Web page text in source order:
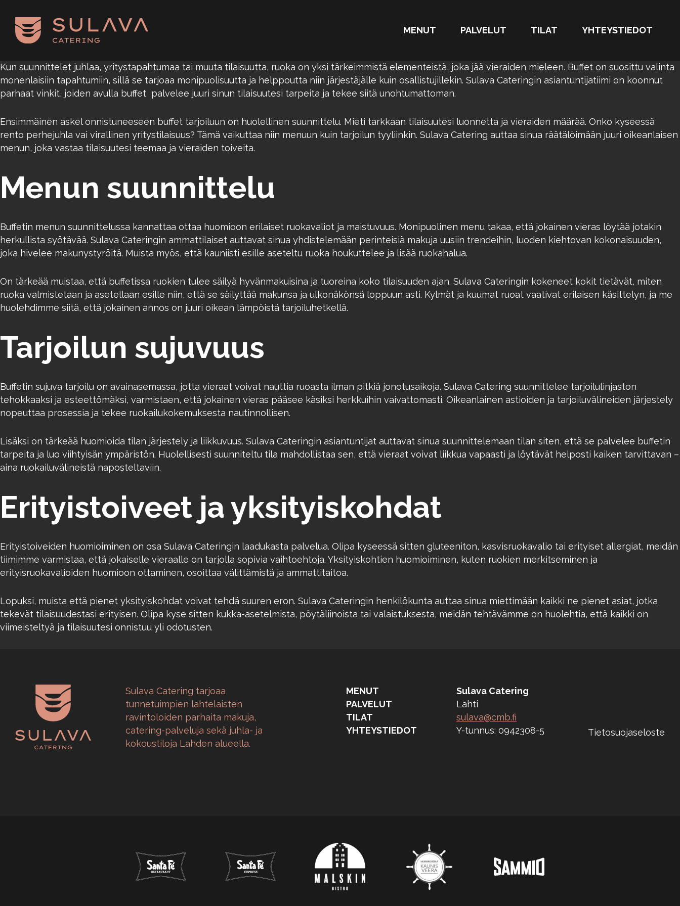
MENUT PALVELUT TILAT YHTEYSTIEDOT
Kun suunnittelet juhlaa, yritystapahtumaa tai muuta tilaisuutta, ruoka on yksi tärkeimmistä elementeistä, joka jää vieraiden mieleen. Buffet on suosittu valinta
monenlaisiin tapahtumiin, sillä se tarjoaa monipuolisuutta ja helppoutta niin järjestäjälle kuin osallistujillekin. Sulava Cateringin asiantuntijatiimi on koonnut
parhaat vinkit, joiden avulla buffet palvelee juuri sinun tilaisuutesi tarpeita ja tekee siitä unohtumattoman.
Ensimmäinen askel onnistuneeseen buffet tarjoiluun on huolellinen suunnittelu. Mieti tarkkaan tilaisuutesi luonnetta ja vieraiden määrää. Onko kyseessä
rento perhejuhla vai virallinen yritystilaisuus? Tämä vaikuttaa niin menuun kuin tarjoilun tyyliinkin. Sulava Catering auttaa sinua räätälöimään juuri oikeanlaisen
menun, joka vastaa tilaisuutesi teemaa ja vieraiden toiveita.
Menun suunnittelu
Buffetin menun suunnittelussa kannattaa ottaa huomioon erilaiset ruokavaliot ja maistuvuus. Monipuolinen menu takaa, että jokainen vieras löytää jotakin
herkullista syötävää. Sulava Cateringin ammattilaiset auttavat sinua yhdistelemään perinteisiä makuja uusiin trendeihin, luoden kiehtovan kokonaisuuden,
joka hivelee makunystyröitä. Muista myös, että kauniisti esille aseteltu ruoka houkuttelee ja lisää ruokahalua.
On tärkeää muistaa, että buffetissa ruokien tulee säilyä hyvänmakuisina ja tuoreina koko tilaisuuden ajan. Sulava Cateringin kokeneet kokit tietävät, miten
ruoka valmistetaan ja asetellaan esille niin, että se säilyttää makunsa ja ulkonäkönsä loppuun asti. Kylmät ja kuumat ruoat vaativat erilaisen käsittelyn, ja me
huolehdimme siitä, että jokainen annos on juuri oikean lämpöistä tarjoiluhetkellä.
Tarjoilun sujuvuus
Buffetin sujuva tarjoilu on avainasemassa, jotta vieraat voivat nauttia ruoasta ilman pitkiä jonotusaikoja. Sulava Catering suunnittelee tarjoilulinjaston
tehokkaaksi ja esteettömäksi, varmistaen, että jokainen vieras pääsee käsiksi herkkuihin vaivattomasti. Oikeanlainen astioiden ja tarjoiluvälineiden järjestely
nopeuttaa prosessia ja tekee ruokailukokemuksesta nautinnollisen.
Lisäksi on tärkeää huomioida tilan järjestely ja liikkuvuus. Sulava Cateringin asiantuntijat auttavat sinua suunnittelemaan tilan siten, että se palvelee buffetin
tarpeita ja luo viihtyisän ympäristön. Huolellisesti suunniteltu tila mahdollistaa sen, että vieraat voivat liikkua vapaasti ja löytävät helposti kaiken tarvittavan –
aina ruokailuvälineistä naposteltaviin.
Erityistoiveet ja yksityiskohdat
Erityistoiveiden huomioiminen on osa Sulava Cateringin laadukasta palvelua. Olipa kyseessä sitten gluteeniton, kasvisruokavalio tai erityiset allergiat, meidän
tiimimme varmistaa, että jokaiselle vieraalle on tarjolla sopivia vaihtoehtoja. Yksityiskohtien huomioiminen, kuten ruokien merkitseminen ja
erityisruokavalioiden huomioon ottaminen, osoittaa välittämistä ja ammattitaitoa.
Lopuksi, muista että pienet yksityiskohdat voivat tehdä suuren eron. Sulava Cateringin henkilökunta auttaa sinua miettimään kaikki ne pienet asiat, jotka
tekevät tilaisuudestasi erityisen. Olipa kyse sitten kukka-asetelmista, pöytäliinoista tai valaistuksesta, meidän tehtävämme on huolehtia, että kaikki on
viimeisteltyä ja tilaisuutesi onnistuu yli odotusten.
Sulava Catering tarjoaa
tunnetuimpien lahtelaisten
ravintoloiden parhaita makuja,
catering-palveluja sekä juhla- ja
kokoustiloja Lahden alueella.
MENUT
PALVELUT
TILAT
YHTEYSTIEDOT
Sulava Catering
Lahti
sulava@cmb.fi
Y-tunnus: 0942308-5
Tietosuojaseloste